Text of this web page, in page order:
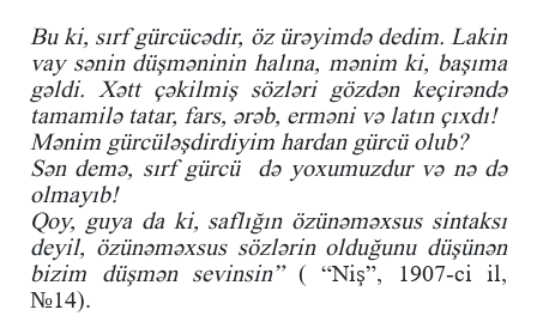
Bu ki, sırf gürcücədir, öz ürəyimdə dedim. Lakin
vay sənin düşməninin halına, mənim ki, başıma
gəldi. Xətt çəkilmiş sözləri gözdən keçirəndə
tamamilə tatar, fars, ərəb, erməni və latın çıxdı!
Mənim gürcüləşdirdiyim hardan gürcü olub?
Sən demə, sırf gürcü də yoxumuzdur və nə də
olmayıb!
Qoy, guya da ki, saflığın özünəməxsus sintaksı
deyil, özünəməxsus sözlərin olduğunu düşünən
bizim düşmən sevinsin” ( “Niş”, 1907-ci il,
№14).